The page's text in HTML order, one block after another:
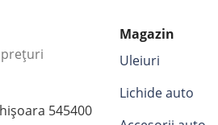
prețuri
545400
Magazin
Uleiuri
Lichide auto